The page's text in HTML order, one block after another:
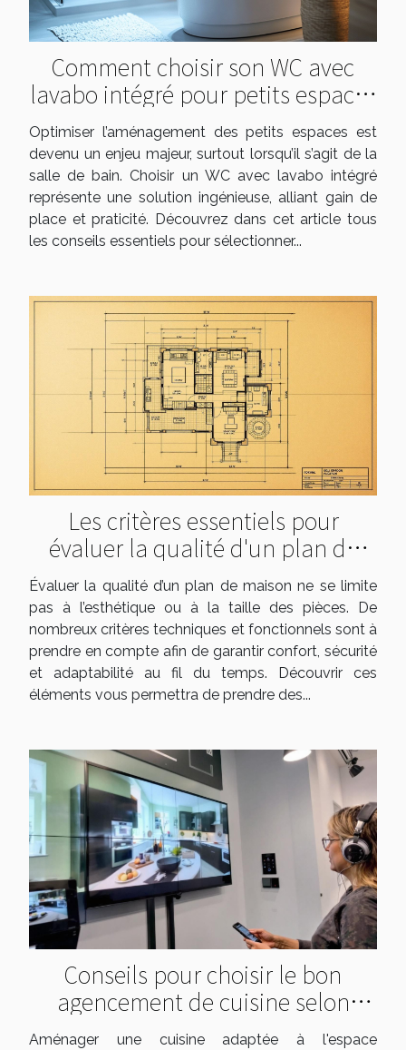
Comment choisir son WC avec
lavabo intégré pour petits espaces
?
Optimiser l’aménagement des petits espaces est
devenu un enjeu majeur, surtout lorsqu’il s’agit de la
salle de bain. Choisir un WC avec lavabo intégré
représente une solution ingénieuse, alliant gain de
place et praticité. Découvrez dans cet article tous
les conseils essentiels pour sélectionner...
Les critères essentiels pour
évaluer la qualité d'un plan de
maison
Évaluer la qualité d’un plan de maison ne se limite
pas à l’esthétique ou à la taille des pièces. De
nombreux critères techniques et fonctionnels sont à
prendre en compte afin de garantir confort, sécurité
et adaptabilité au fil du temps. Découvrir ces
éléments vous permettra de prendre des...
Conseils pour choisir le bon
agencement de cuisine selon
l'espace disponible
Aménager une cuisine adaptée à l'espace